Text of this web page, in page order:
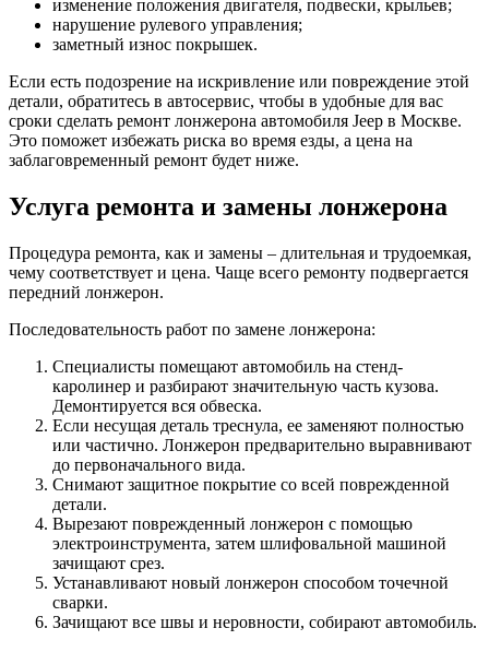
изменение положения двигателя, подвески, крыльев;
нарушение рулевого управления;
заметный износ покрышек.
Если есть подозрение на искривление или повреждение этой
детали, обратитесь в автосервис, чтобы в удобные для вас
сроки сделать ремонт лонжерона автомобиля Jeep в Москве.
Это поможет избежать риска во время езды, а цена на
заблаговременный ремонт будет ниже.
Услуга ремонта и замены лонжерона
Процедура ремонта, как и замены – длительная и трудоемкая,
чему соответствует и цена. Чаще всего ремонту подвергается
передний лонжерон.
Последовательность работ по замене лонжерона:
Специалисты помещают автомобиль на стенд-
каролинер и разбирают значительную часть кузова.
Демонтируется вся обвеска.
Если несущая деталь треснула, ее заменяют полностью
или частично. Лонжерон предварительно выравнивают
до первоначального вида.
Снимают защитное покрытие со всей поврежденной
детали.
Вырезают поврежденный лонжерон с помощью
электроинструмента, затем шлифовальной машиной
зачищают срез.
Устанавливают новый лонжерон способом точечной
сварки.
Зачищают все швы и неровности, собирают автомобиль.